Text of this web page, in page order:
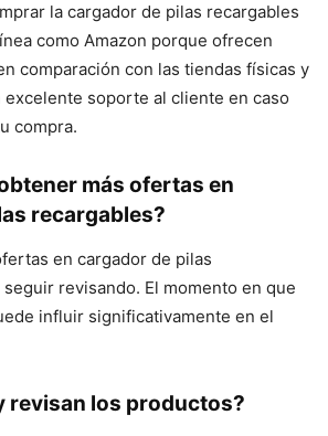
la cargador de pilas recargables
como Amazon porque ofrecen
comparación con las tiendas físicas y
soporte al cliente en caso
compra.
más ofertas en
recargables?
en cargador de pilas
revisando. El momento en que
influir significativamente en el
revisan los productos?